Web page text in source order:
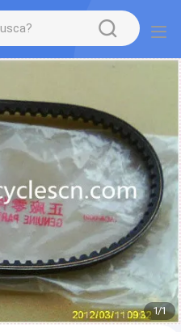
1/1